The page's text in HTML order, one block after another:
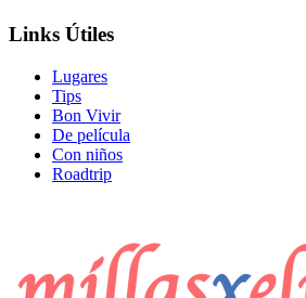
Links Útiles
Lugares
Tips
Bon Vivir
De película
Con niños
Roadtrip